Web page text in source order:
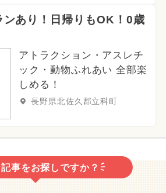
ンあり！日帰りもOK！0歳
アトラクション・アスレチ
ック・動物ふれあい 全部楽
しめる！
長野県北佐久郡立科町
事をお探しですか？